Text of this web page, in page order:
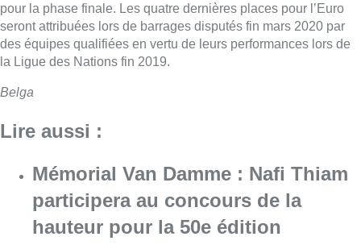
pour la phase finale. Les quatre dernières places pour l’Euro
seront attribuées lors de barrages disputés fin mars 2020 par
des équipes qualifiées en vertu de leurs performances lors de
la Ligue des Nations fin 2019.
Belga
Lire aussi :
Mémorial Van Damme : Nafi Thiam
participera au concours de la
hauteur pour la 50e édition